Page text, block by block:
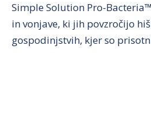
Simple Solution Pro-
in vonjave, ki jih povzročijo
gospodinjstvih, kjer so